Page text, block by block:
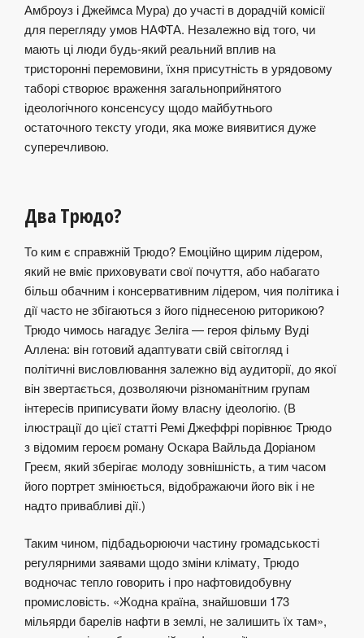
Амброуз і Джеймса Мура) до участі в дорадчій комісії
для перегляду умов НАФТА. Незалежно від того, чи
мають ці люди будь-який реальний вплив на
тристоронні перемовини, їхня присутність в урядовому
таборі створює враження загальноприйнятого
ідеологічного консенсусу щодо майбутнього
остаточного тексту угоди, яка може виявитися дуже
суперечливою.
Два Трюдо?
То ким є справжній Трюдо? Емоційно щирим лідером,
який не вміє приховувати свої почуття, або набагато
більш обачним і консервативним лідером, чия політика і
дії часто не збігаються з його піднесеною риторикою?
Трюдо чимось нагадує Зеліга — героя фільму Вуді
Аллена: він готовий адаптувати свій світогляд і
політичні висловлювання залежно від аудиторії, до якої
він звертається, дозволяючи різноманітним групам
інтересів приписувати йому власну ідеологію. (В
ілюстрації до цієї статті Ремі Джеффрі порівнює Трюдо
з відомим героєм роману Оскара Вайльда Доріаном
Греєм, який зберігає молоду зовнішність, а тим часом
його портрет змінюється, відображаючи його вік і не
надто привабливі дії.)
Таким чином, підбадьорюючи частину громадськості
регулярними заявами щодо зміни клімату, Трюдо
водночас тепло говорить і про нафтовидобувну
промисловість. «Жодна країна, знайшовши 173
мільярди барелів нафти в землі, не залишить їх там»,